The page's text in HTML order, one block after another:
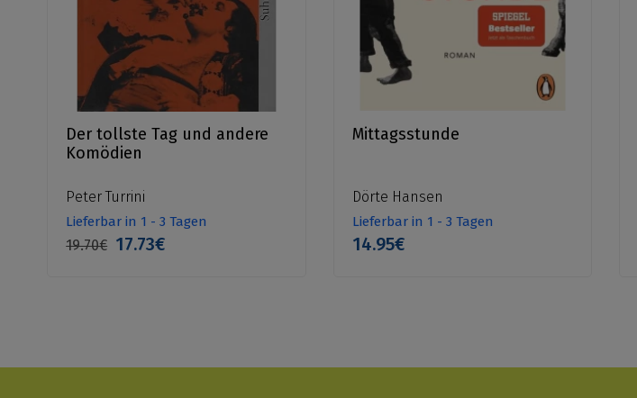
Der tollste Tag und andere
Komödien
Peter Turrini
Lieferbar in 1 - 3 Tagen
19.70€ 17.73€
Mittagsstunde
Dörte Hansen
Lieferbar in 1 - 3 Tagen
14.95€